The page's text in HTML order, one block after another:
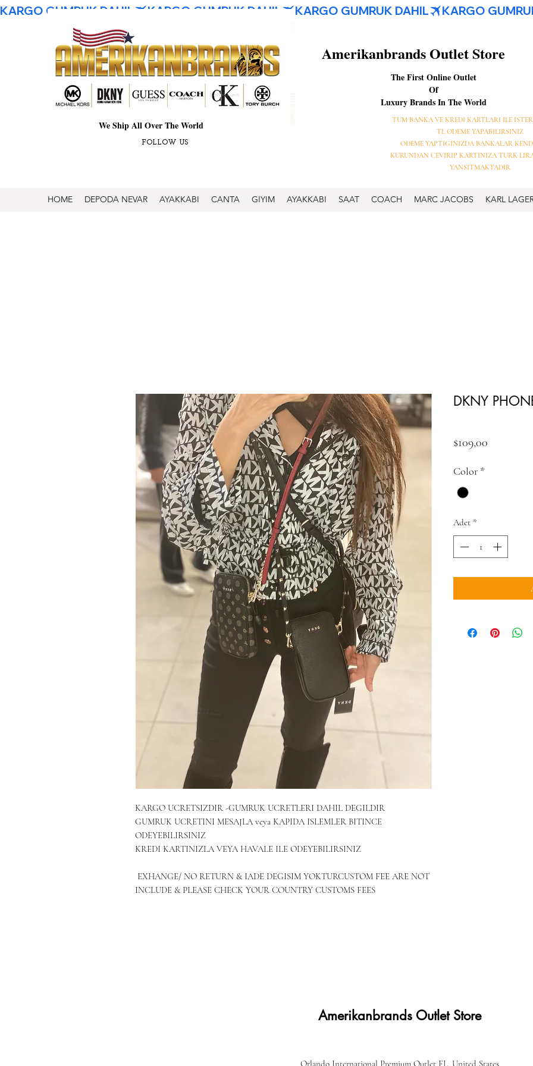
KARGO GUMRUK DAHIL
We Ship All Over The World
Amerikanbrands Outlet Store
The First Online Outlet
Of
Luxury Brands In The World
FOLLOW US
TUM BANKA VE KREDI KARTLARI ILE
TL ODEME YAPABILIRSINIZ
ODEME YAPTIGINIZDA BANKALAR
KURUNDAN CEVIRIP KARTINIZA TURK
YANSITMAKTADIR
HOME DEPODA NEVAR AYAKKABI CANTA GIYIM AYAKKABI SAAT COACH MARC JACOBS KARL
KARGO UCRETSIZDIR -GUMRUK UCRETLERI DAHIL DEGILDIR
GUMRUK UCRETINI MESAJLA veya KAPIDA ISLEMLER BITINCE
ODEYEBILIRSINIZ
KREDI KARTINIZLA VEYA HAVALE ILE ODEYEBILIRSINIZ
INCLUDE & PLEASE CHECK YOUR COUNTRY CUSTOMS FEES
DKNY
$109,00
Color *
Adet *
Amerikanbrands Outlet Store
Orlando International Premium Outlet FL, United States